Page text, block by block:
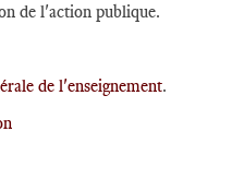
de l'action publique.
de l'enseignement.